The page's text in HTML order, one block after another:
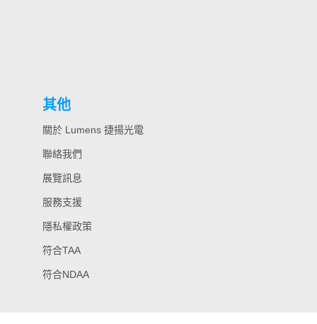
其他
關於 Lumens 捷揚光電
聯絡我們
展覽訊息
服務支援
隱私權政策
符合TAA
符合NDAA